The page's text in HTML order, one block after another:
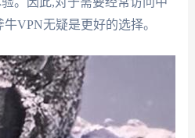
VPN无疑是更好的选择。